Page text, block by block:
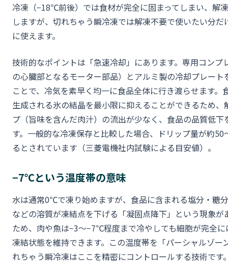
冷凍（−18℃前後）では食材が完全に固まってしまい、解
しますが、切れちゃう瞬冷凍では解凍不要で使いたい分だ
に使えます。
技術的なポイントは「急速冷却」にあります。専用コンプ
の心臓部となるモーター部品）とアルミ製の冷却プレート
ことで、冷気を素早く均一に食品全体に行き渡らせます。
生成される氷の結晶を最小限に抑えることができるため、
プ（旨味を含んだ肉汁）の流出が少なく、食品の品質低下
す。一般的な冷凍保存と比較した場合、ドリップ量が約50
るとされています（三菱電機社内試験による目安値）。
−7℃という温度帯の意味
水は通常0℃で凍り始めますが、食品に含まれる塩分・糖
などの溶質が凍結点を下げる「凝固点降下」という現象が
ため、肉や魚は−3〜−7℃程度まで冷やしても細胞が完全に
凍結状態を維持できます。この温度帯を「パーシャルゾー
れちゃう瞬冷凍はここを精密にコントロールする技術です